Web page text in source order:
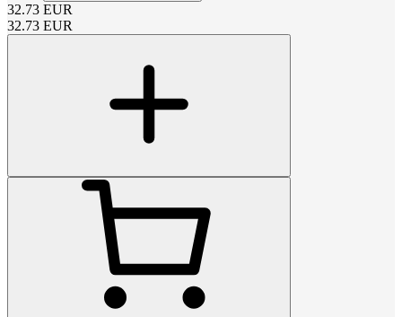
32.73 EUR
32.73 EUR